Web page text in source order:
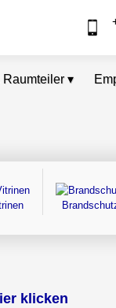
klicken
Raumteiler▾